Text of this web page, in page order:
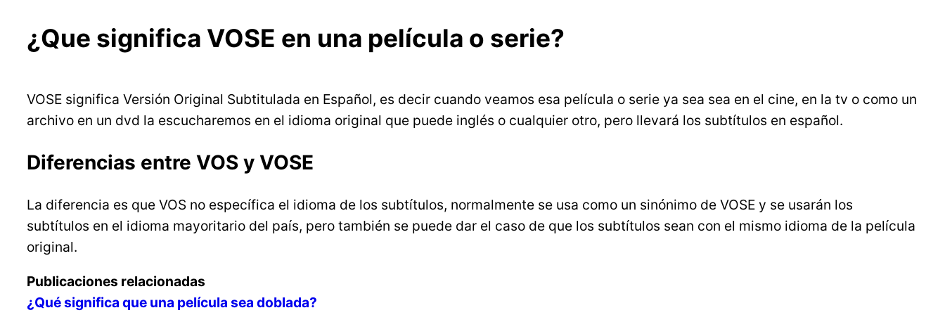
¿Que significa VOSE en una película o serie?
VOSE significa Versión Original Subtitulada en Español, es decir cuando veamos esa película o serie ya sea sea en el cine, en la tv o como un
archivo en un dvd la escucharemos en el idioma original que puede inglés o cualquier otro, pero llevará los subtítulos en español.
Diferencias entre VOS y VOSE
La diferencia es que VOS no específica el idioma de los subtítulos, normalmente se usa como un sinónimo de VOSE y se usarán los
subtítulos en el idioma mayoritario del país, pero también se puede dar el caso de que los subtítulos sean con el mismo idioma de la película
original.
Publicaciones relacionadas
¿Qué significa que una película sea doblada?